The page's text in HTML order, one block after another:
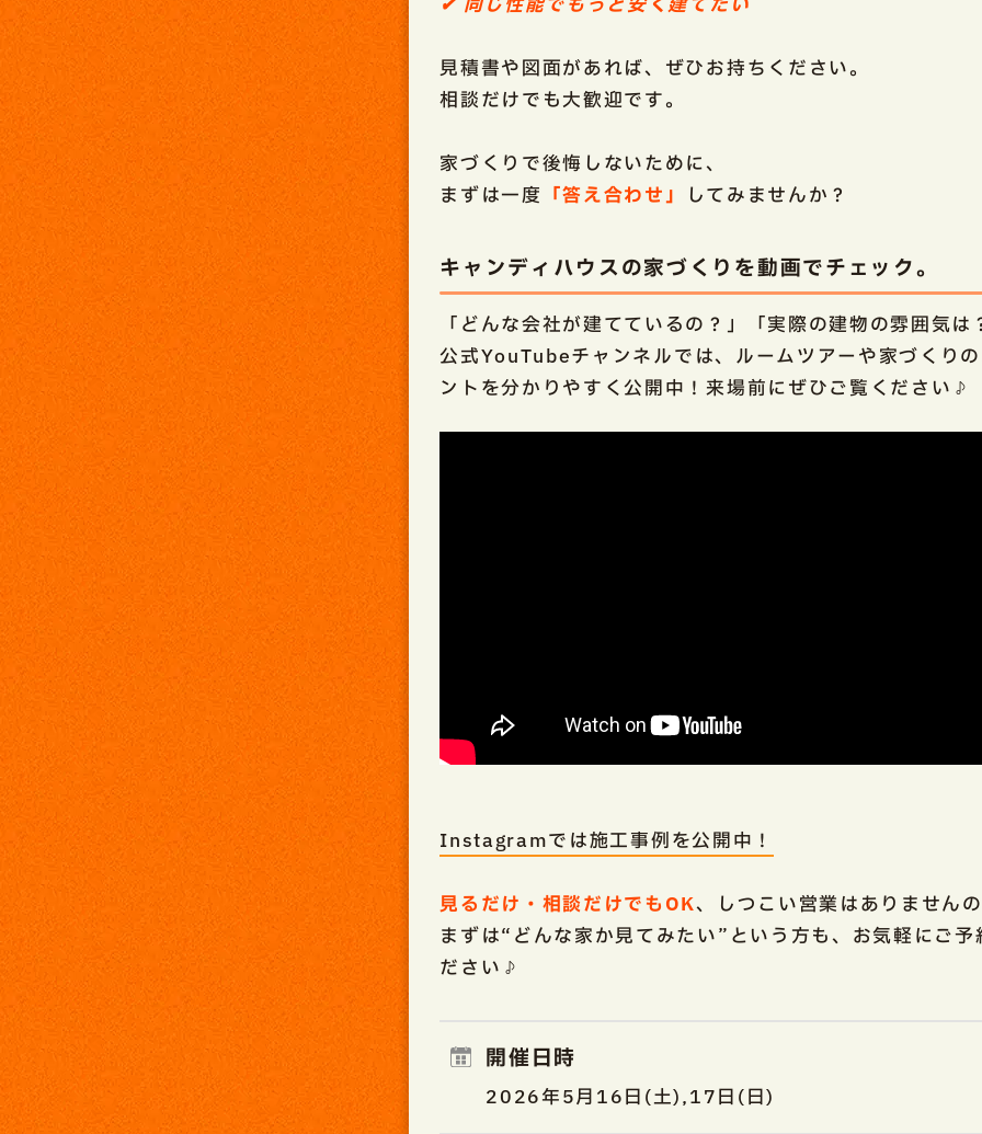
見積書や図面があれば、ぜひお持ちください。
相談だけでも大歓迎です。
家づくりで後悔しないために、
まずは一度 「答え合わせ」 してみませんか？
キャンディハウスの家づくりを動画でチェック。
「どんな会社が建てているの？」「実際の建物の雰囲気は
公式YouTubeチャンネルでは、ルームツアーや家づくり
ントを分かりやすく公開中！来場前にぜひご覧ください♪
Instagramでは施工事例を公開中！
見るだけ・相談だけでもOK、しつこい営業はありません
まずは“どんな家か見てみたい”という方も、お気軽にご予
ださい♪
開催日時
2026年5月16日(土),17日(日)